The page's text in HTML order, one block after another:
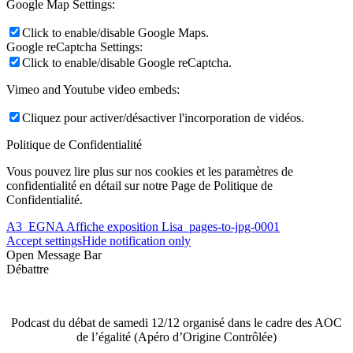
Google Map Settings:
Click to enable/disable Google Maps.
Google reCaptcha Settings:
Click to enable/disable Google reCaptcha.
Vimeo and Youtube video embeds:
Cliquez pour activer/désactiver l'incorporation de vidéos.
Politique de Confidentialité
Vous pouvez lire plus sur nos cookies et les paramètres de
confidentialité en détail sur notre Page de Politique de
Confidentialité.
A3_EGNA Affiche exposition Lisa_pages-to-jpg-0001
Accept settingsHide notification only
Open Message Bar
Débattre
Podcast du débat de samedi 12/12 organisé dans le cadre des AOC
de l’égalité (Apéro d’Origine Contrôlée)